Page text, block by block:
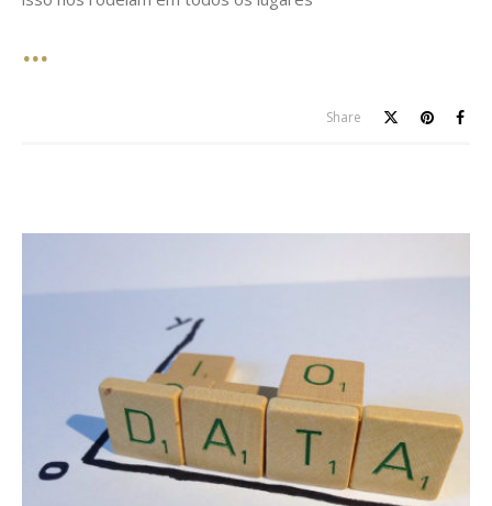
Share